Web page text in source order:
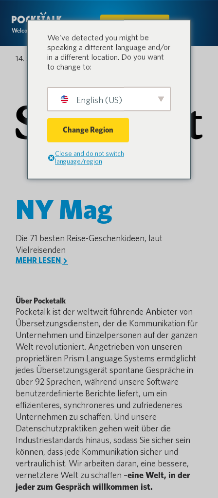
Welcome to the conversation.
IN DEN SHOP
14. September 2022
NY Mag
Die 71 besten Reise-Geschenkideen, laut
Vielreisenden
MEHR LESEN
Über Pocketalk
Pocketalk ist der weltweit führende Anbieter von
Übersetzungsdiensten, der die Kommunikation für
Unternehmen und Einzelpersonen auf der ganzen
Welt revolutioniert. Angetrieben von unseren
proprietären Prism Language Systems ermöglicht
jedes Übersetzungsgerät spontane Gespräche in
über 92 Sprachen, während unsere Software
benutzerdefinierte Berichte liefert, um ein
effizienteres, synchroneres und zufriedeneres
Unternehmen zu schaffen. Und unsere
Datenschutzpraktiken gehen weit über die
Industriestandards hinaus, sodass Sie sicher sein
können, dass jede Kommunikation sicher und
vertraulich ist. Wir arbeiten daran, eine bessere,
vernetztere Welt zu schaffen –eine Welt, in der
jeder zum Gespräch willkommen ist.
We've detected you might be
speaking a different language and/or
in a different location. Do you want
to change to:
English (US)
Change Region
Close and do not switch
language/region